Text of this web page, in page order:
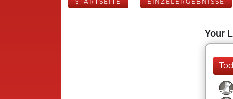
STARTSEITE EINZELERGEBNISSE
Your